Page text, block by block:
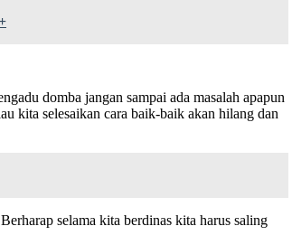
domba jangan sampai ada masalah apapun
kita selesaikan cara baik-baik akan hilang dan
selama kita berdinas kita harus saling